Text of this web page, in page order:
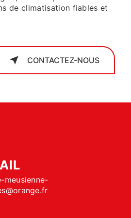
de climatisation fiables et
CONTACTEZ-NOUS
meusienne-